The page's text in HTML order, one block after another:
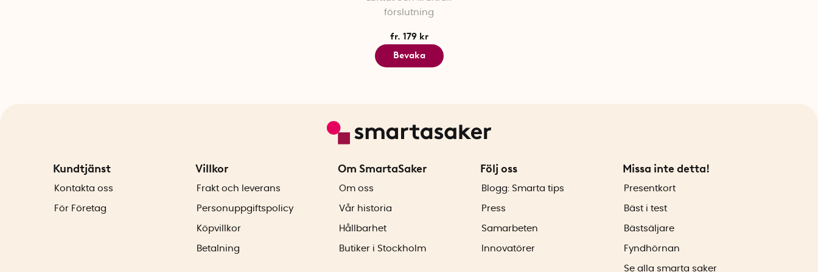
förslutning
fr. 179 kr
Bevaka
Kundtjänst
Kontakta oss
För Företag
Villkor
Frakt och leverans
Personuppgiftspolicy
Köpvillkor
Betalning
Om SmartaSaker
Om oss
Vår historia
Hållbarhet
Butiker i Stockholm
Följ oss
Blogg: Smarta tips
Press
Samarbeten
Innovatörer
Missa inte detta!
Presentkort
Bäst i test
Bästsäljare
Fyndhörnan
Se alla smarta saker